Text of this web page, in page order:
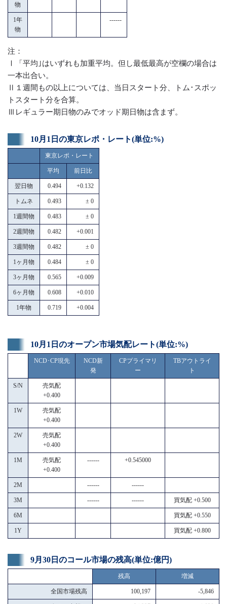
物
1年
物
------
注：
Ⅰ「平均｣はいずれも加重平均。但し最低最高が空欄の場合は
一本出合い。
Ⅱ１週間もの以上については、当日スタート分、トム･スポッ
トスタート分を合算。
Ⅲレギュラー期日物のみでオッド期日物は含まず。
10月1日の東京レポ・レート(単位:%)
東京レポ・レート
平均 前日比
翌日物 0.494 +0.132
トムネ 0.493 ± 0
1週間物 0.483 ± 0
2週間物 0.482 +0.001
3週間物 0.482 ± 0
1ヶ月物 0.484 ± 0
3ヶ月物 0.565 +0.009
6ヶ月物 0.608 +0.010
1年物 0.719 +0.004
10月1日のオープン市場気配レート(単位:%)
NCD･CP現先
NCD新
発
CPプライマリ
ー
TBアウトライ
ト
S/N
売気配
+0.400
1W
売気配
+0.400
2W
売気配
+0.400
1M
売気配
+0.400
------ +0.545000
2M ------ ------
3M ------ ------ 買気配 +0.500
6M 買気配 +0.550
1Y 買気配 +0.800
9月30日のコール市場の残高(単位:億円)
残高 増減
全国市場残高 100,197 -5,846